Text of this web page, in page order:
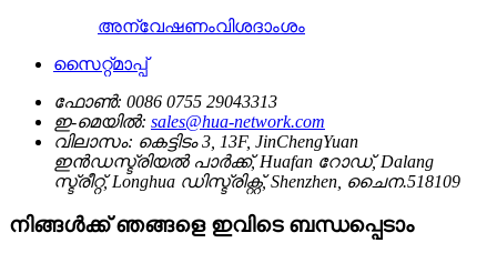
അന്വേഷണംവിശദാംശം
സൈറ്റ്മാപ്പ്
ഫോൺ: 0086 0755 29043313
ഇ-മെയിൽ: sales@hua-network.com
വിലാസം: കെട്ടിടം 3, 13F, JinChengYuan
ഇൻഡസ്ട്രിയൽ പാർക്ക്, Huafan റോഡ്, Dalang
സ്ട്രീറ്റ്, Longhua ഡിസ്ട്രിക്റ്റ്, Shenzhen, ചൈന.518109
നിങ്ങൾക്ക് ഞങ്ങളെ ഇവിടെ ബന്ധപ്പെടാം